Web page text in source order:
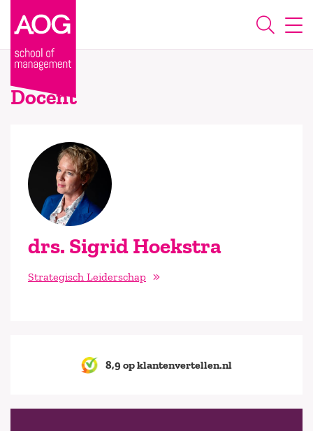
Docent
drs. Sigrid Hoekstra
Strategisch Leiderschap
8,9 op klantenvertellen.nl